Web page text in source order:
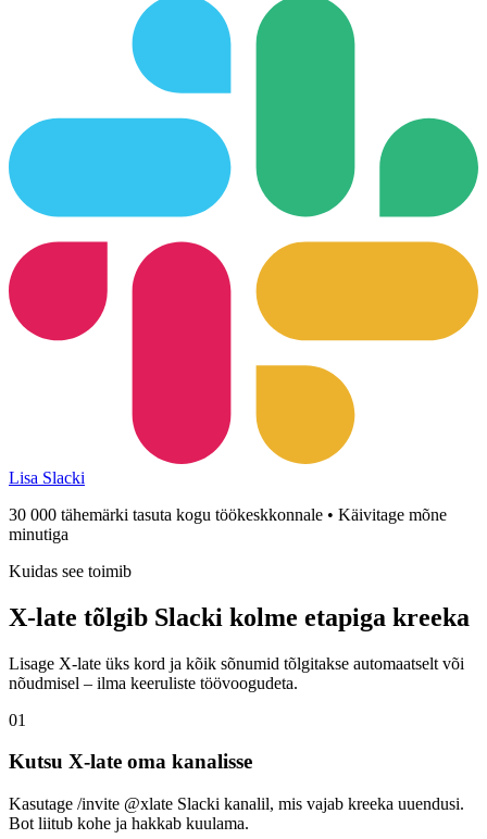
Lisa Slacki
30 000 tähemärki tasuta kogu töökeskkonnale • Käivitage mõne
minutiga
Kuidas see toimib
X-late tõlgib Slacki kolme etapiga kreeka
Lisage X-late üks kord ja kõik sõnumid tõlgitakse automaatselt või
nõudmisel – ilma keeruliste töövoogudeta.
01
Kutsu X-late oma kanalisse
Kasutage /invite @xlate Slacki kanalil, mis vajab kreeka uuendusi.
Bot liitub kohe ja hakkab kuulama.